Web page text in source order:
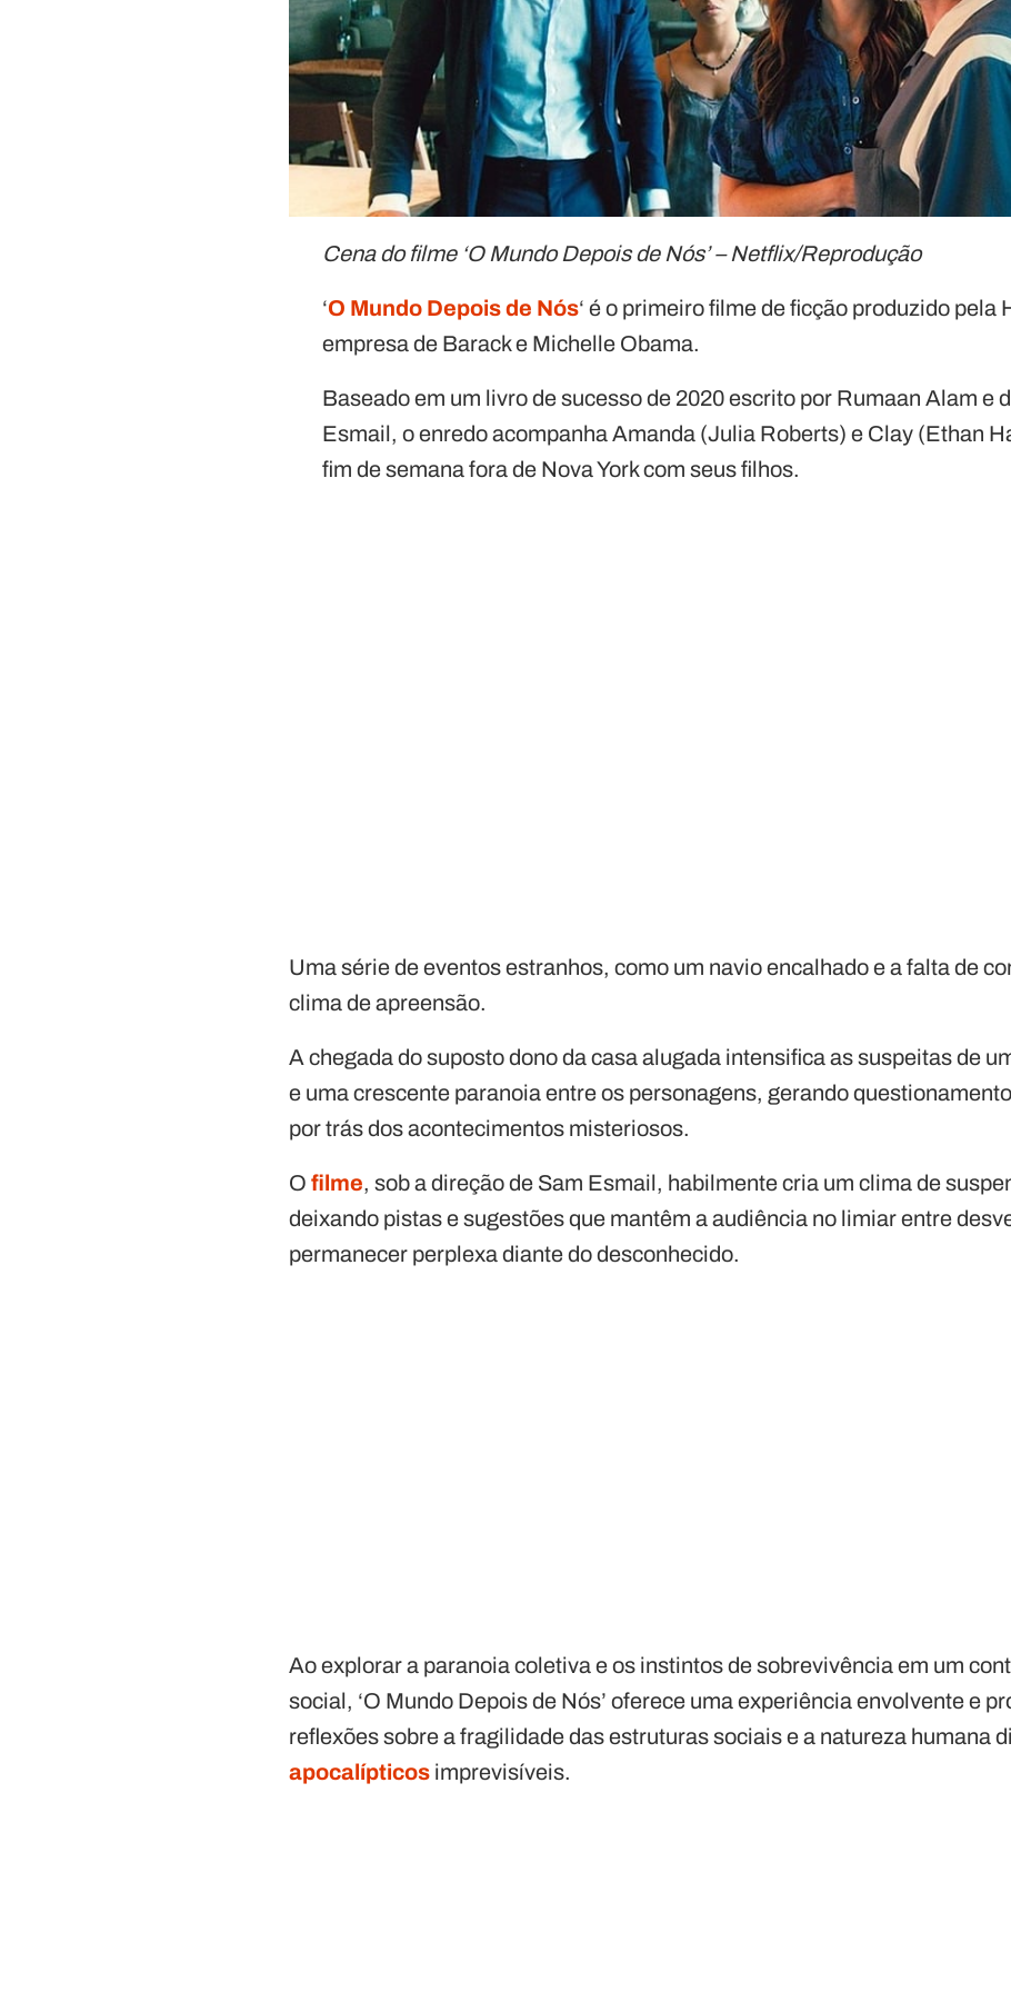
Cena do filme ‘O Mundo Depois de Nós’ – Netflix/Reprodução
‘O Mundo Depois de Nós‘ é o primeiro filme de ficção produzido pela
empresa de Barack e Michelle Obama.
Baseado em um livro de sucesso de 2020 escrito por Rumaan Alam e
Esmail, o enredo acompanha Amanda (Julia Roberts) e Clay (Ethan
fim de semana fora de Nova York com seus filhos.
Uma série de eventos estranhos, como um navio encalhado e a falta de
clima de apreensão.
A chegada do suposto dono da casa alugada intensifica as suspeitas de
e uma crescente paranoia entre os personagens, gerando
por trás dos acontecimentos misteriosos.
Ofilme, sob a direção de Sam Esmail, habilmente cria um clima de
deixando pistas e sugestões que mantêm a audiência no limiar entre
permanecer perplexa diante do desconhecido.
Ao explorar a paranoia coletiva e os instintos de sobrevivência em um
social, ‘O Mundo Depois de Nós’ oferece uma experiência envolvente e
reflexões sobre a fragilidade das estruturas sociais e a natureza humana
apocalípticos imprevisíveis.